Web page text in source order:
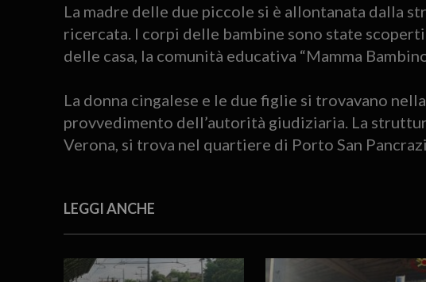
La madre delle due piccole si è allontanata dalla
ricercata. I corpi delle bambine sono state scoperti
delle casa, la comunità educativa “Mamma
La donna cingalese e le due figlie si trovavano
provvedimento dell’autorità giudiziaria. La
Verona, si trova nel quartiere di Porto San
LEGGI ANCHE